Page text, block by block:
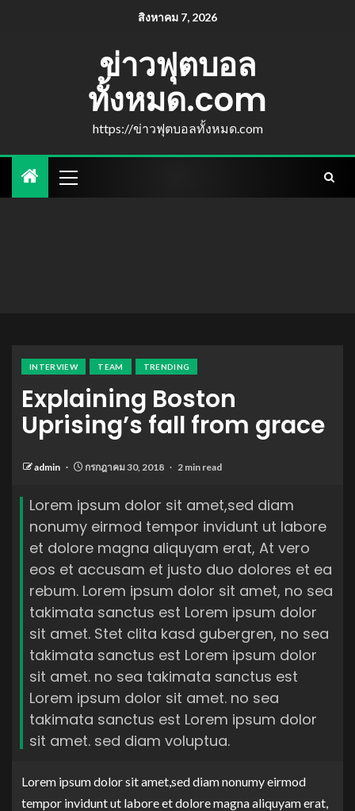
สิงหาคม 7, 2026
ข่าวฟุตบอล
ทั้งหมด.com
https://ข่าวฟุตบอลทั้งหมด.com
INTERVIEW TEAM TRENDING
Explaining Boston
Uprising’s fall from grace
admin กรกฎาคม 30, 2018 2 min read
Lorem ipsum dolor sit amet,sed diam
nonumy eirmod tempor invidunt ut labore
et dolore magna aliquyam erat, At vero
eos et accusam et justo duo dolores et ea
rebum. Lorem ipsum dolor sit amet, no sea
takimata sanctus est Lorem ipsum dolor
sit amet. Stet clita kasd gubergren, no sea
takimata sanctus est Lorem ipsum dolor
sit amet. no sea takimata sanctus est
Lorem ipsum dolor sit amet. no sea
takimata sanctus est Lorem ipsum dolor
sit amet. sed diam voluptua.
Lorem ipsum dolor sit amet,sed diam nonumy eirmod
tempor invidunt ut labore et dolore magna aliquyam erat,